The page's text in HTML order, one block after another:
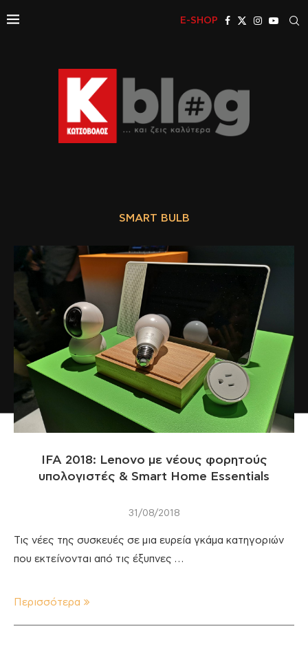
E-SHOP
SMART BULB
IFA 2018: Lenovo με νέους φορητούς
υπολογιστές & Smart Home Essentials
31/08/2018
Τις νέες της συσκευές σε μια ευρεία γκάμα κατηγοριών
που εκτείνονται από τις έξυπνες …
Περισσότερα